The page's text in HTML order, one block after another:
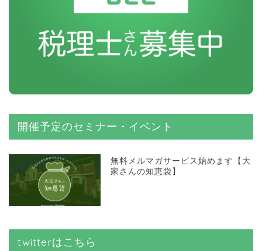
開催予定のセミナー・イベント
無料メルマガサービス始めます【大
家さんの知恵袋】
twitterはこちら